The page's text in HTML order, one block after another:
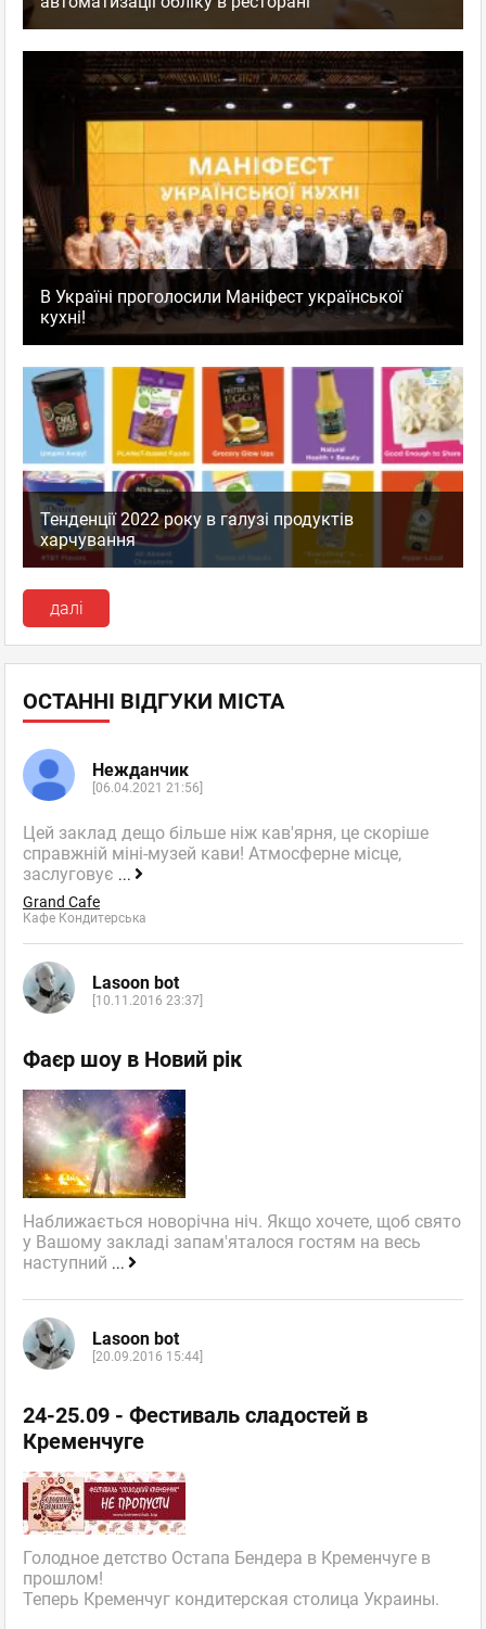
В Україні проголосили Маніфест української
кухні!
Тенденції 2022 року в галузі продуктів
харчування
далі
ОСТАННІ ВІДГУКИ МІСТА
Нежданчик
[06.04.2021 21:56]
Цей заклад дещо більше ніж кав'ярня, це скоріше
справжній міні-музей кави! Атмосферне місце,
заслуговує ...
Grand Cafe
Кафе Кондитерська
Lasoon bot
[10.11.2016 23:37]
Фаєр шоу в Новий рік
Наближається новорічна ніч. Якщо хочете, щоб свято
у Вашому закладі запам'яталося гостям на весь
наступний ...
Lasoon bot
[20.09.2016 15:44]
24-25.09 - Фестиваль сладостей в
Кременчуге
Голодное детство Остапа Бендера в Кременчуге в
прошлом!
Теперь Кременчуг кондитерская столица Украины.